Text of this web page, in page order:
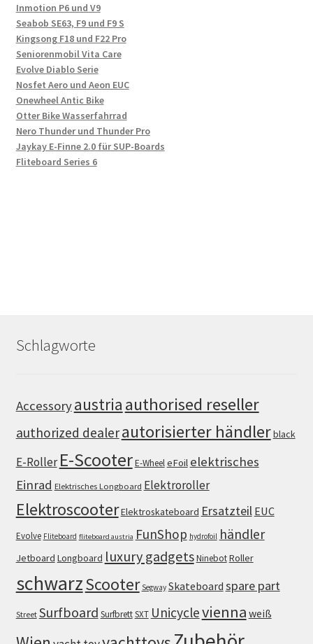
Inmotion P6 und V9
Seabob SE63, F9 und F9 S
Kingsong F18 und F22 Pro
Seniorenmobil Vita Care
Evolve Diablo Serie
Nosfet Aero und Aeon EUC
Onewheel Antic Bike
Otter Bike Wasserfahrrad
Nero Thunder und Thunder Pro
Jaykay E-Finne 2.0 für SUP-Boards
Fliteboard Series 6
Schlagworte
Accessoryaustria authorised reseller
authorized dealerautorisierter händlerblack
E-Roller E-ScooterE-WheeleFoil elektrisches
Einrad Elektrisches Longboard Elektroroller
ElektroscooterElektroskateboard Ersatzteil EUC
Evolve Fliteboard fliteboard austria FunShop hydrofoil händler
Jetboard Longboard luxury gadgetsNinebotRoller
schwarzScooter Segway Skateboard spare part
Street Surfboard SurfbrettSXT Unicyclevienna weiß